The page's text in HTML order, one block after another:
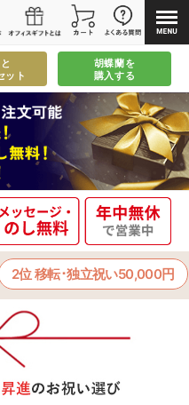
ット
胡蝶蘭を
購入する
2位 移転･独立祝い50,000円